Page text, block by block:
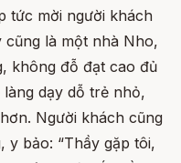
tức mời người khách
là một nhà Nho,
không đỗ đạt cao đủ
dạy dỗ trẻ nhỏ,
Người khách cũng
y bảo: “Thầy gặp tôi,